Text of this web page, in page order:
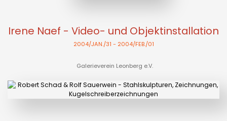
Irene Naef - Video- und Objektinstallation
2004/JAN./31 - 2004/FEB./01
Galerieverein Leonberg e.V.